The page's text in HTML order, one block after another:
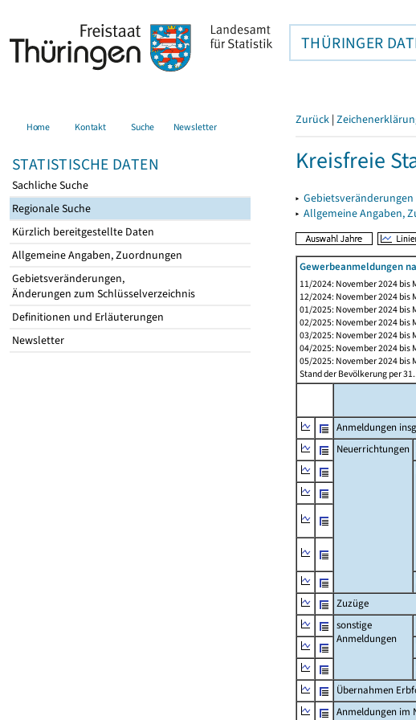
THÜRINGER
Home Kontakt Suche Newsletter
STATISTISCHE DATEN
Sachliche Suche
Regionale Suche
Kürzlich bereitgestellte Daten
Allgemeine Angaben, Zuordnungen
Gebietsveränderungen,
Änderungen zum Schlüsselverzeichnis
Definitionen und Erläuterungen
Newsletter
Zurück |
Kreisfreie
▸
▸ Allgemeine Angaben,
Gewerbeanmeldungen
11/2024: November 2024 bis
12/2024: November 2024 bis
01/2025: November 2024 bis
02/2025: November 2024 bis
03/2025: November 2024 bis
04/2025: November 2024 bis
05/2025: November 2024 bis
Stand der Bevölkerung per
Anmeldungen
Neuerrichtungen
Zuzüge
sonstige
Anmeldungen
Übernahmen
Anmeldungen im